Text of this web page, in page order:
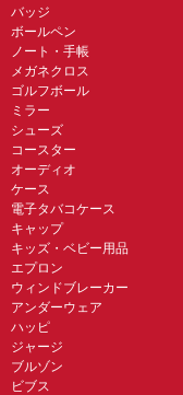
バッジ
ボールペン
ノート・手帳
メガネクロス
ゴルフボール
ミラー
シューズ
コースター
オーディオ
ケース
電子タバコケース
キャップ
キッズ・ベビー用品
エプロン
ウィンドブレーカー
アンダーウェア
ハッピ
ジャージ
ブルゾン
ビブス